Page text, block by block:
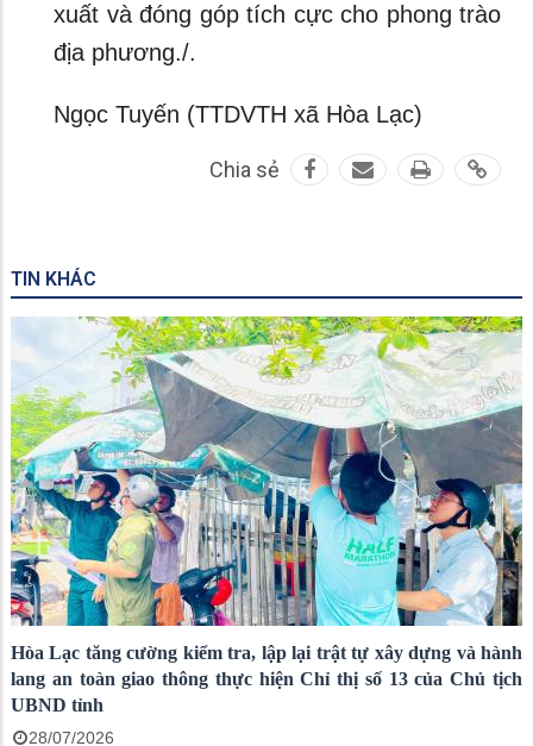
xuất và đóng góp tích cực cho phong trào
địa phương./.
Ngọc Tuyến (TTDVTH xã Hòa Lạc)
Chia sẻ
TIN KHÁC
Hòa Lạc tăng cường kiểm tra, lập lại trật tự xây dựng và hành
lang an toàn giao thông thực hiện Chỉ thị số 13 của Chủ tịch
UBND tỉnh
28/07/2026